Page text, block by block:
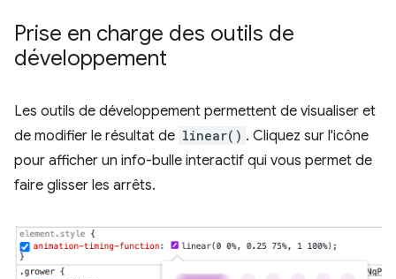
Prise en charge des outils de
développement
Les outils de développement permettent de visualiser et
de modifier le résultat de linear() . Cliquez sur l'icône
pour afficher un info-bulle interactif qui vous permet de
faire glisser les arrêts.